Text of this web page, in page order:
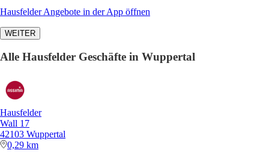
Hausfelder Angebote in der App öffnen
WEITER
Alle Hausfelder Geschäfte in Wuppertal
Hausfelder
Wall 17
42103 Wuppertal
0,29 km